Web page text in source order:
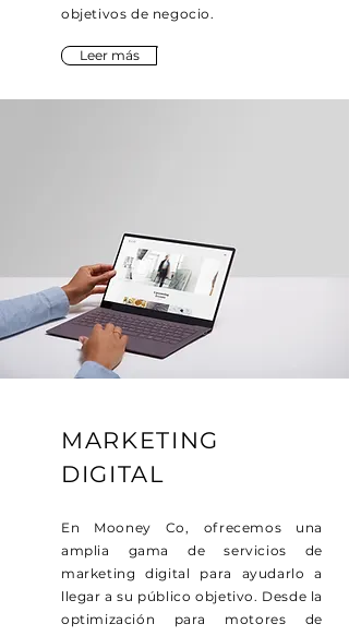
objetivos de negocio.
Leer más
MARKETING
DIGITAL
En Mooney Co, ofrecemos una
amplia gama de servicios de
marketing digital para ayudarlo a
llegar a su público objetivo. Desde la
optimización para motores de